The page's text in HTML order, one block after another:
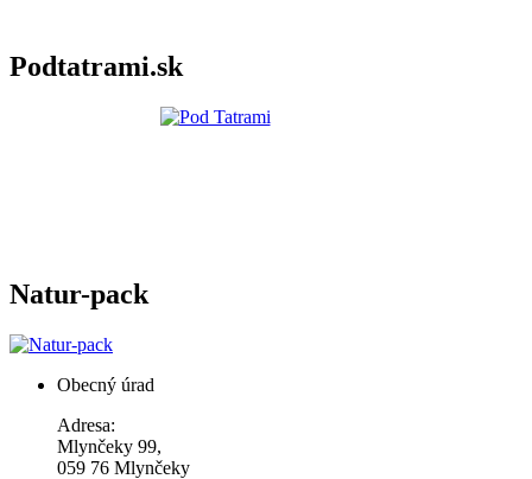
Podtatrami.sk
Natur-pack
Obecný úrad
Adresa:
Mlynčeky 99,
059 76 Mlynčeky